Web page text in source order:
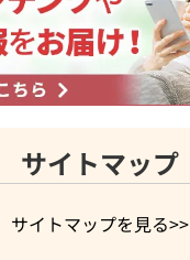
サイトマップ
サイトマップを見る>>